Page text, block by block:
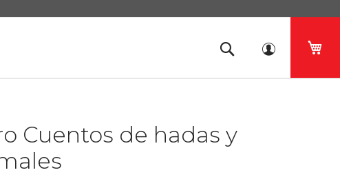
Cuentos de hadas y